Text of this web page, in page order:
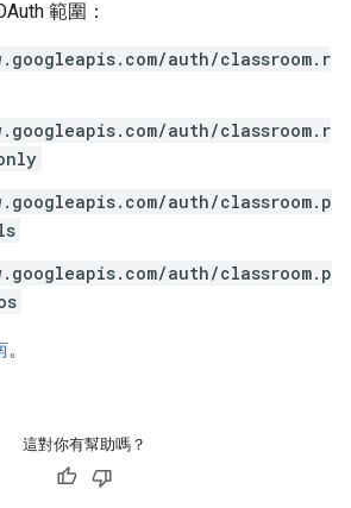
範圍：
auth/classroom.r
auth/classroom.r
auth/classroom.p
auth/classroom.p
。
這對你有幫助嗎？